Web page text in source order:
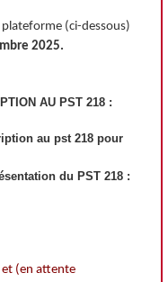
(ci-dessous)
2025.
AU PST 218 :
au pst 218 pour
du PST 218 :
et (en attente